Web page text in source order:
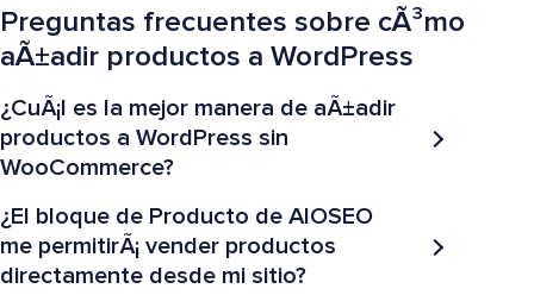
Preguntas frecuentes sobre cÃ³mo
aÃ±adir productos a WordPress
¿CuÃ¡l es la mejor manera de aÃ±adir
productos a WordPress sin
WooCommerce?
¿El bloque de Producto de AIOSEO
me permitirÃ¡ vender productos
directamente desde mi sitio?